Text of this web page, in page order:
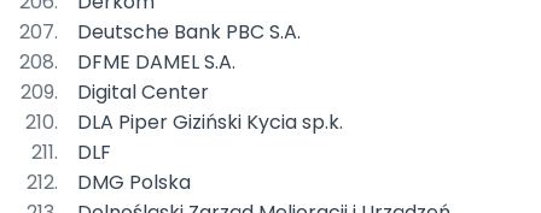
Deutsche Bank PBC S.A.
DFME DAMEL S.A.
Digital Center
DLA Piper Giziński Kycia sp.k.
DLF
DMG Polska